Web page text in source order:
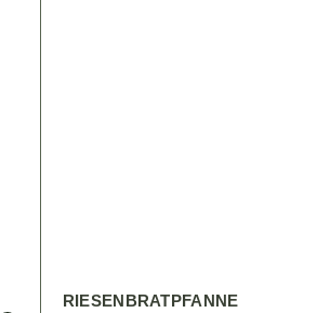
RIESENBRATPFANNE